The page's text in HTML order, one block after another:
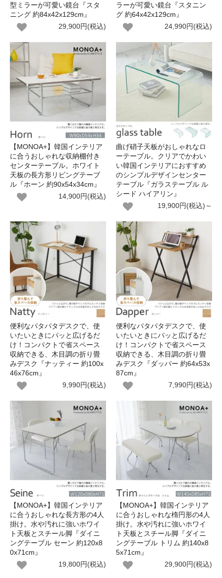
型ミラーが可愛い鏡台『スタ
ニング 約84x42x129cm』
29,900円(税込)
ラーが可愛い鏡台『スタニン
グ 約64x42x129cm』
24,990円(税込)
【MONOA+】韓国インテリア
に合うおしゃれな収納棚付き
センターテーブル。ホワイト
天板の長方形リビングテーブ
ル『ホーン 約90x54x34cm』
14,900円(税込)
曲げ硝子天板がおしゃれなロ
ーテーブル。クリアでかわい
い韓国インテリアにおすすめ
のシンプルデザインセンター
テーブル『ガラステーブル ル
シード ハイアリン』
19,900円(税込)～
便利なパタパタデスクで、使
いたいときにパッと広げるだ
け！コンパクトで省スペース
収納できる、木目調の折り畳
みデスク『ナッティー 約100x
46x76cm』
9,990円(税込)
便利なパタパタデスクで、使
いたいときにパッと広げるだ
け！コンパクトで省スペース
収納できる、木目調の折り畳
みデスク『ダッパー 約64x53x
87cm』
7,990円(税込)
【MONOA+】韓国インテリア
に合うおしゃれな長方形の4人
掛け。水や汚れに強いホワイ
ト天板とスチール脚『ダイニ
ングテーブル セーン 約120x8
0x71cm』
19,800円(税込)
【MONOA+】韓国インテリア
に合うおしゃれな楕円形の4人
掛け。水や汚れに強いホワイ
ト天板とスチール脚『ダイニ
ングテーブル トリム 約140x8
5x71cm』
29,900円(税込)